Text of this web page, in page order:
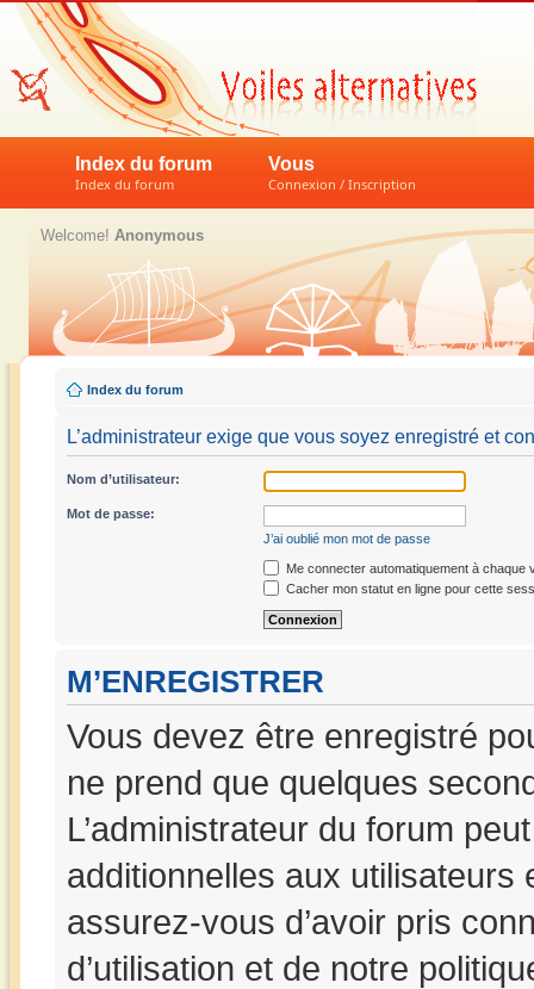
Index du forum
Index du forum
Vous
Connexion / Inscription
Welcome! Anonymous
Index du forum
L’administrateur exige que vous soyez enregistré et
Nom d’utilisateur:
Mot de passe:
J’ai oublié mon mot de passe
Me connecter automatiquement à chaque
Cacher mon statut en ligne pour cette
M’ENREGISTRER
Vous devez être enregistré
ne prend que quelques
L’administrateur du forum
additionnelles aux utilisateurs
assurez-vous d’avoir pris
d’utilisation et de notre